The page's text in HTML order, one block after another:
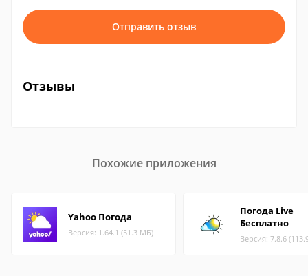
Отправить отзыв
Отзывы
Похожие приложения
Yahoo Погода
Версия: 1.64.1 (51.3 МБ)
Погода Live
Бесплатно
Версия: 7.8.6